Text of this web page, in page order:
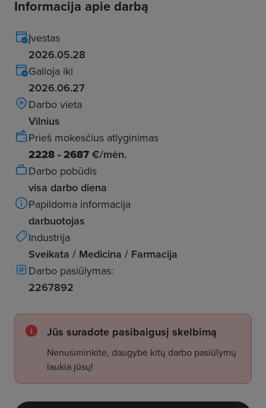
Informacija apie darbą
Įvestas
2026.05.28
Galioja iki
2026.06.27
Darbo vieta
Vilnius
Prieš mokesčius atlyginimas
2228 - 2687 €/mėn.
Darbo pobūdis
visa darbo diena
Papildoma informacija
darbuotojas
Industrija
Sveikata / Medicina / Farmacija
Darbo pasiūlymas:
2267892
Jūs suradote pasibaigusį skelbimą
Nenusiminkite, daugybė kitų darbo pasiūlymų
laukia jūsų!